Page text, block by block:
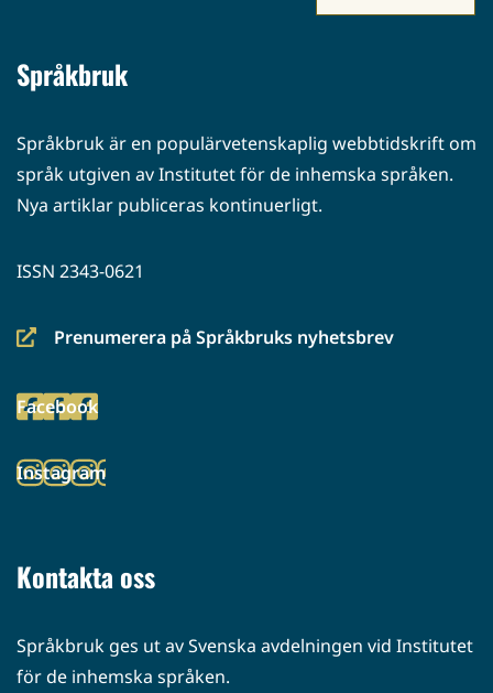
Språkbruk
Språkbruk är en populärvetenskaplig webbtidskrift om
språk utgiven av Institutet för de inhemska språken.
Nya artiklar publiceras kontinuerligt.
ISSN 2343-0621
Prenumerera på Språkbruks nyhetsbrev
(siirryt
palveluun)
Facebook
(siirryt
palveluun)
Instagram
(siirryt
Kontakta oss
Språkbruk ges ut av Svenska avdelningen vid Institutet
för de inhemska språken.